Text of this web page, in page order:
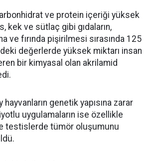
ve protein içeriği yüksek
kek ve sütlaç gibi gıdaların,
ve fırında pişirilmesi sırasında 125
değerlerde yüksek miktarı insan
bir kimyasal olan akrilamid
genetik yapısına zarar
uygulamaların ise özellikle
testislerde tümör oluşumunu